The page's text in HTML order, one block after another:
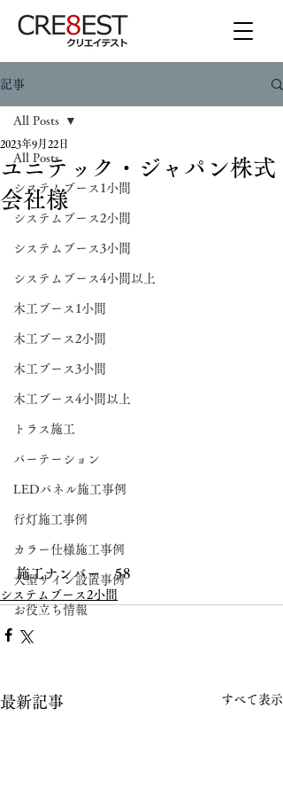
記事
All Posts
システムブース1小間
システムブース2小間
システムブース3小間
システムブース4小間以上
木工ブース1小間
木工ブース2小間
木工ブース3小間
木工ブース4小間以上
トラス施工
パーテーション
LEDパネル施工事例
行灯施工事例
カラー仕様施工事例
大型サイン設置事例
お役立ち情報
All Posts
ユニテック・ジャパン株式
会社様
2023年9月22日
施工ナンバー　58
システムブース2小間
最新記事 すべて表示